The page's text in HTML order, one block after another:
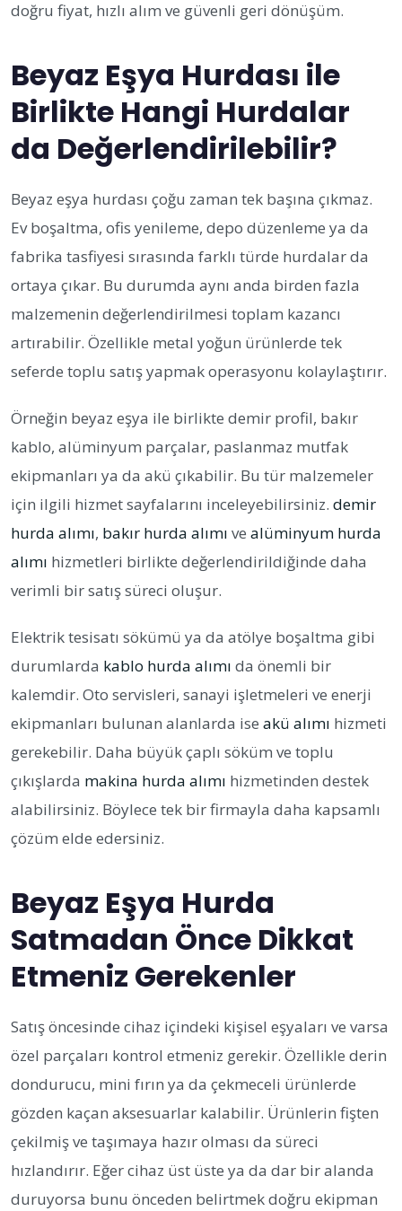
doğru fiyat, hızlı alım ve güvenli geri dönüşüm.
Beyaz Eşya Hurdası ile
Birlikte Hangi Hurdalar
da Değerlendirilebilir?
Beyaz eşya hurdası çoğu zaman tek başına çıkmaz.
Ev boşaltma, ofis yenileme, depo düzenleme ya da
fabrika tasfiyesi sırasında farklı türde hurdalar da
ortaya çıkar. Bu durumda aynı anda birden fazla
malzemenin değerlendirilmesi toplam kazancı
artırabilir. Özellikle metal yoğun ürünlerde tek
seferde toplu satış yapmak operasyonu kolaylaştırır.
Örneğin beyaz eşya ile birlikte demir profil, bakır
kablo, alüminyum parçalar, paslanmaz mutfak
ekipmanları ya da akü çıkabilir. Bu tür malzemeler
için ilgili hizmet sayfalarını inceleyebilirsiniz. demir
hurda alımı, bakır hurda alımı ve alüminyum hurda
alımı hizmetleri birlikte değerlendirildiğinde daha
verimli bir satış süreci oluşur.
Elektrik tesisatı sökümü ya da atölye boşaltma gibi
durumlarda kablo hurda alımı da önemli bir
kalemdir. Oto servisleri, sanayi işletmeleri ve enerji
ekipmanları bulunan alanlarda ise akü alımı hizmeti
gerekebilir. Daha büyük çaplı söküm ve toplu
çıkışlarda makina hurda alımı hizmetinden destek
alabilirsiniz. Böylece tek bir firmayla daha kapsamlı
çözüm elde edersiniz.
Beyaz Eşya Hurda
Satmadan Önce Dikkat
Etmeniz Gerekenler
Satış öncesinde cihaz içindeki kişisel eşyaları ve varsa
özel parçaları kontrol etmeniz gerekir. Özellikle derin
dondurucu, mini fırın ya da çekmeceli ürünlerde
gözden kaçan aksesuarlar kalabilir. Ürünlerin fişten
çekilmiş ve taşımaya hazır olması da süreci
hızlandırır. Eğer cihaz üst üste ya da dar bir alanda
duruyorsa bunu önceden belirtmek doğru ekipman